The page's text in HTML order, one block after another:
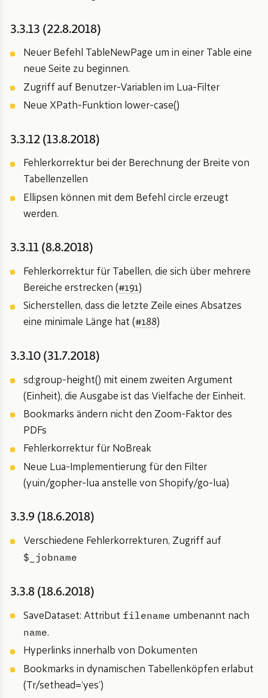
3.3.13 (22.8.2018)
Neuer Befehl TableNewPage um in einer Table eine
neue Seite zu beginnen.
Zugriff auf Benutzer-Variablen im Lua-Filter
Neue XPath-Funktion lower-case()
3.3.12 (13.8.2018)
Fehlerkorrektur bei der Berechnung der Breite von
Tabellenzellen
Ellipsen können mit dem Befehl circle erzeugt
werden.
3.3.11 (8.8.2018)
Fehlerkorrektur für Tabellen, die sich über mehrere
Bereiche erstrecken (#191)
Sicherstellen, dass die letzte Zeile eines Absatzes
eine minimale Länge hat (#188)
3.3.10 (31.7.2018)
sd:group-height() mit einem zweiten Argument
(Einheit), die Ausgabe ist das Vielfache der Einheit.
Bookmarks ändern nicht den Zoom-Faktor des
PDFs
Fehlerkorrektur für NoBreak
Neue Lua-Implementierung für den Filter
(yuin/gopher-lua anstelle von Shopify/go-lua)
3.3.9 (18.6.2018)
Verschiedene Fehlerkorrekturen, Zugriff auf
$_jobname
3.3.8 (18.6.2018)
SaveDataset: Attribut filename umbenannt nach
name.
Hyperlinks innerhalb von Dokumenten
Bookmarks in dynamischen Tabellenköpfen erlabut
(Tr/sethead=‘yes’)